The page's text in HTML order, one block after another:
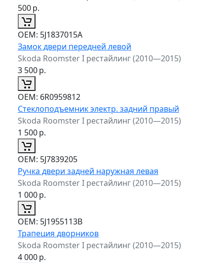
500р.
ОЕМ: 5J1837015A
Замок двери передней левой
Skoda Roomster I рестайлинг (2010—2015)
3 500р.
ОЕМ: 6R0959812
Стеклоподъемник электр. задний правый
Skoda Roomster I рестайлинг (2010—2015)
1 500р.
ОЕМ: 5J7839205
Ручка двери задней наружная левая
Skoda Roomster I рестайлинг (2010—2015)
1 000р.
ОЕМ: 5J1955113B
Трапеция дворников
Skoda Roomster I рестайлинг (2010—2015)
4 000р.